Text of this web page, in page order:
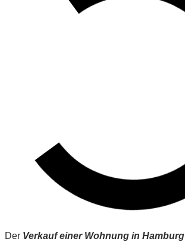
Der Verkauf einer Wohnung in Hamburg